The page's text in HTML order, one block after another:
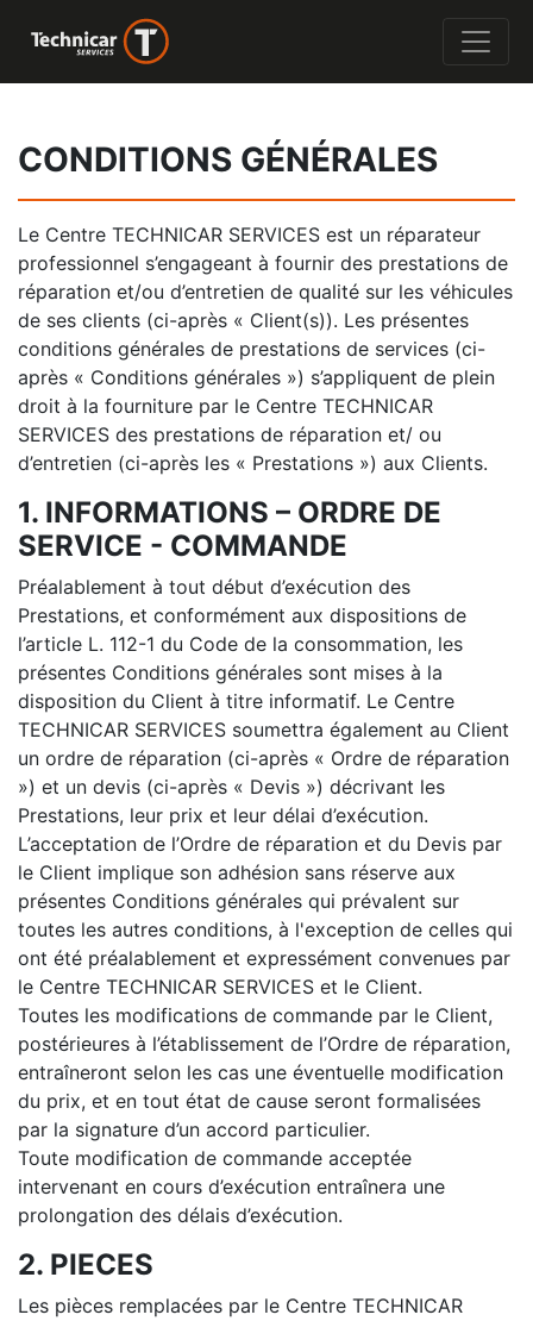
CONDITIONS GÉNÉRALES
Le Centre TECHNICAR SERVICES est un réparateur
professionnel s’engageant à fournir des prestations de
réparation et/ou d’entretien de qualité sur les véhicules
de ses clients (ci-après « Client(s)). Les présentes
conditions générales de prestations de services (ci-
après « Conditions générales ») s’appliquent de plein
droit à la fourniture par le Centre TECHNICAR
SERVICES des prestations de réparation et/ ou
d’entretien (ci-après les « Prestations ») aux Clients.
1. INFORMATIONS – ORDRE DE
SERVICE - COMMANDE
Préalablement à tout début d’exécution des
Prestations, et conformément aux dispositions de
l’article L. 112-1 du Code de la consommation, les
présentes Conditions générales sont mises à la
disposition du Client à titre informatif. Le Centre
TECHNICAR SERVICES soumettra également au Client
un ordre de réparation (ci-après « Ordre de réparation
») et un devis (ci-après « Devis ») décrivant les
Prestations, leur prix et leur délai d’exécution.
L’acceptation de l’Ordre de réparation et du Devis par
le Client implique son adhésion sans réserve aux
présentes Conditions générales qui prévalent sur
toutes les autres conditions, à l'exception de celles qui
ont été préalablement et expressément convenues par
le Centre TECHNICAR SERVICES et le Client.
Toutes les modifications de commande par le Client,
postérieures à l’établissement de l’Ordre de réparation,
entraîneront selon les cas une éventuelle modification
du prix, et en tout état de cause seront formalisées
par la signature d’un accord particulier.
Toute modification de commande acceptée
intervenant en cours d’exécution entraînera une
prolongation des délais d’exécution.
2. PIECES
Les pièces remplacées par le Centre TECHNICAR